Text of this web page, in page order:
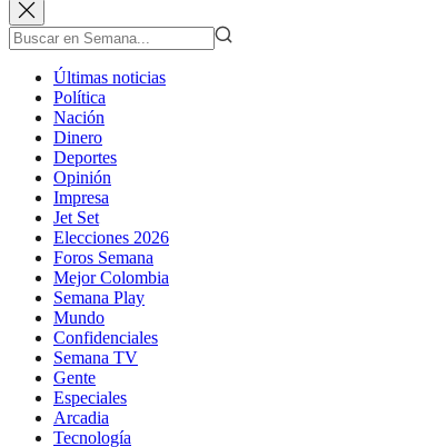
Últimas noticias
Política
Nación
Dinero
Deportes
Opinión
Impresa
Jet Set
Elecciones 2026
Foros Semana
Mejor Colombia
Semana Play
Mundo
Confidenciales
Semana TV
Gente
Especiales
Arcadia
Tecnología